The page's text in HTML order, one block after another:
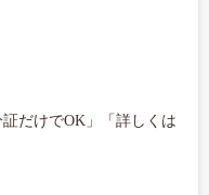
だけでOK」「詳しくは